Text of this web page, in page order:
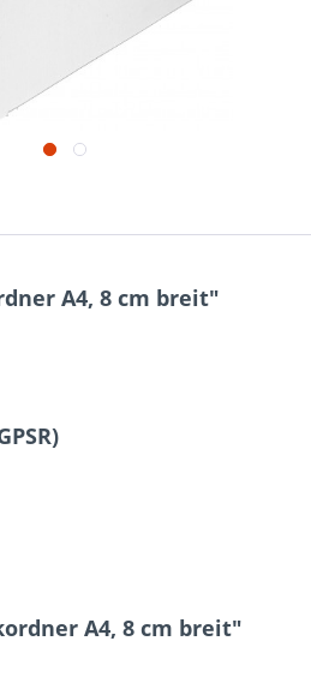
A4, 8 cm breit"
A4, 8 cm breit"